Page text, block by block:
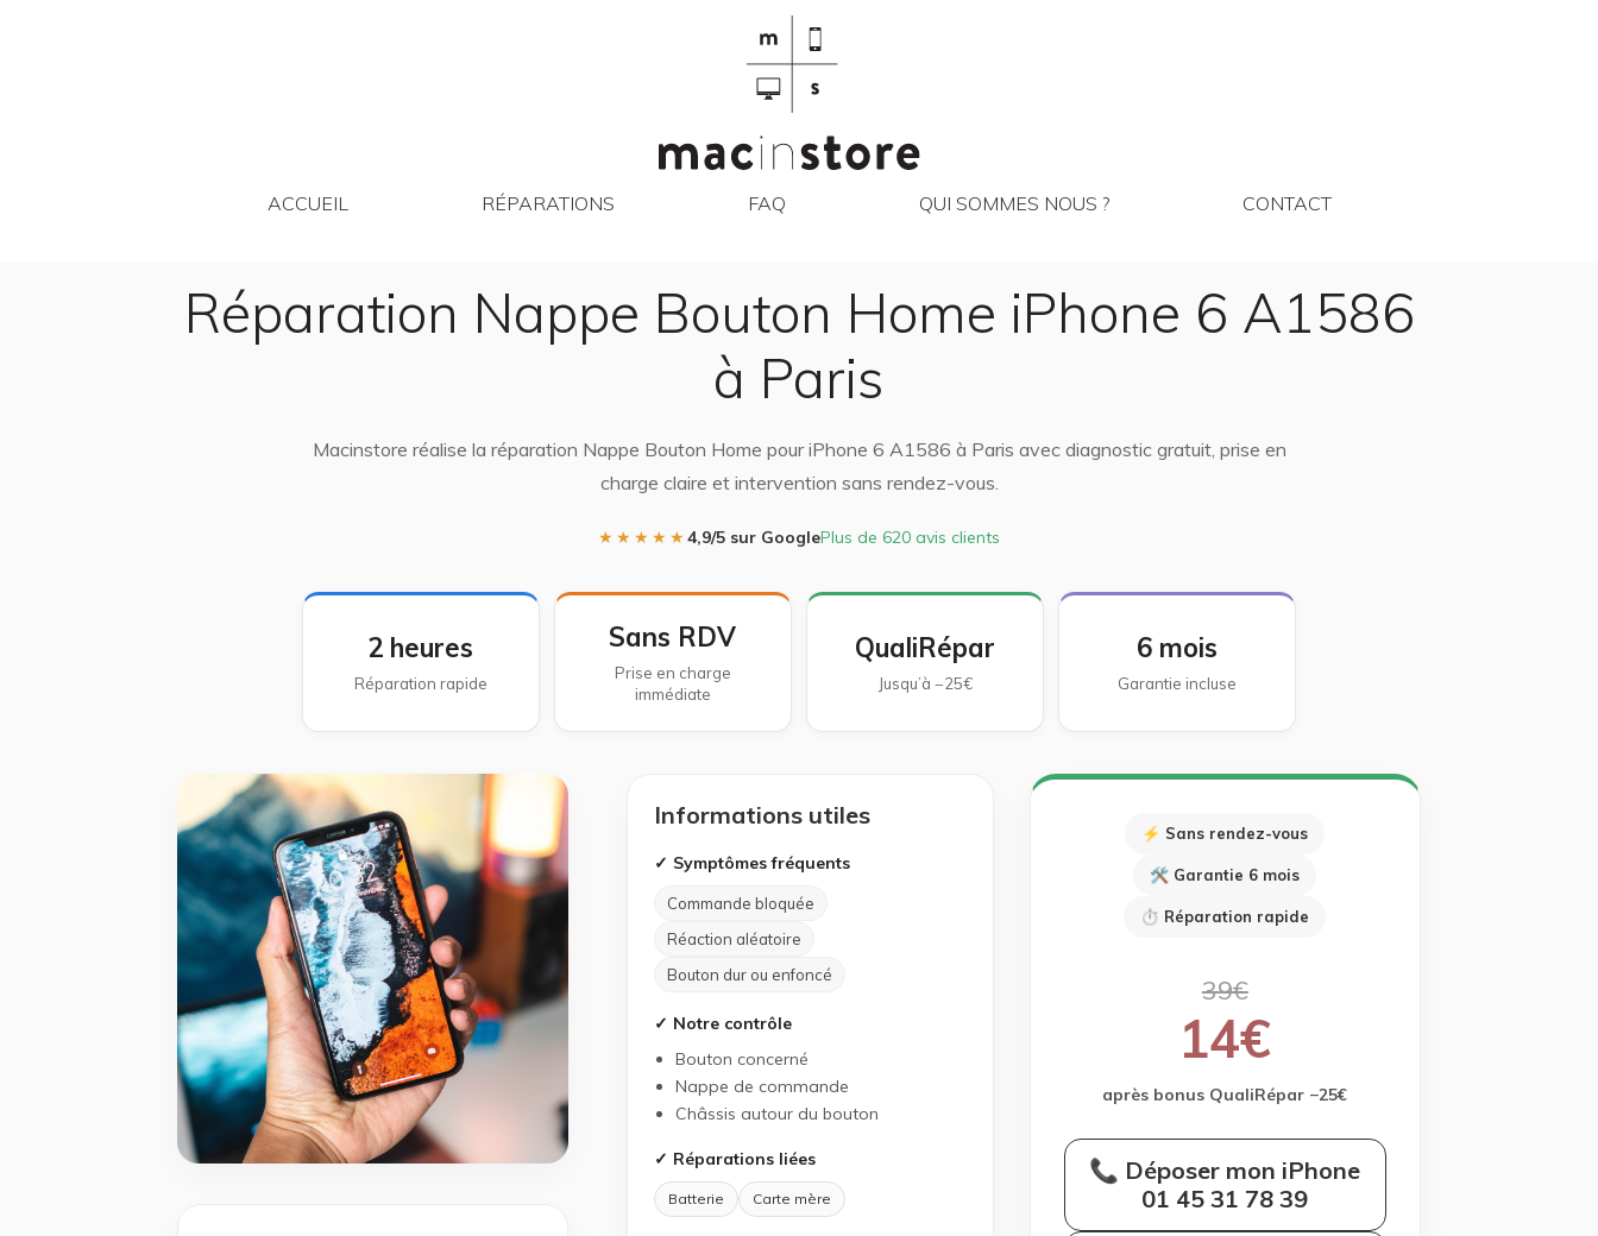
ACCUEIL RÉPARATIONS FAQ QUI SOMMES NOUS ? CONTACT
Réparation Nappe Bouton Home iPhone 6 A1586
à Paris
Macinstore réalise la réparation Nappe Bouton Home pour iPhone 6 A1586 à Paris avec diagnostic gratuit, prise en
charge claire et intervention sans rendez-vous.
★★★★★ 4,9/5 sur GooglePlus de 620 avis clients
2 heures
Réparation rapide
Sans RDV
Prise en charge
immédiate
QualiRépar
Jusqu’à −25€
6 mois
Garantie incluse
Informations utiles
✓ Symptômes fréquents
Commande bloquée
Réaction aléatoire
Bouton dur ou enfoncé
✓ Notre contrôle
Bouton concerné
Nappe de commande
Châssis autour du bouton
✓ Réparations liées
Batterie Carte mère
⚡ Sans rendez-vous
🛠 Garantie 6 mois
⏱ Réparation rapide
39€
14€
après bonus QualiRépar −25€
📞 Déposer mon iPhone
01 45 31 78 39